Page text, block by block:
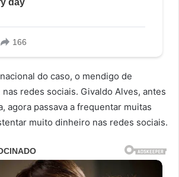
do caso, o mendigo de
redes sociais. Givaldo Alves, antes
agora passava a frequentar muitas
muito dinheiro nas redes sociais.